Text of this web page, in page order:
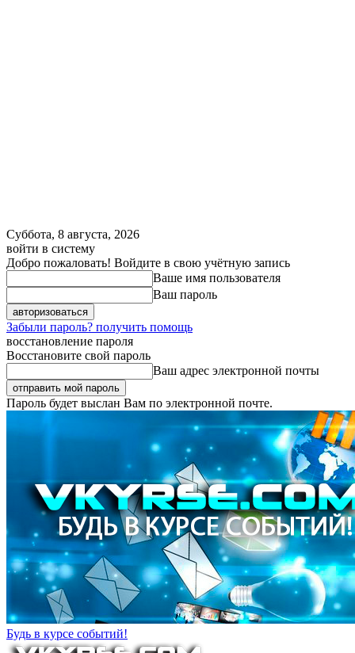
Суббота, 8 августа, 2026
войти в систему
Добро пожаловать! Войдите в свою учётную запись
Ваше имя пользователя
Ваш пароль
Забыли пароль? получить помощь
восстановление пароля
Восстановите свой пароль
Ваш адрес электронной почты
Пароль будет выслан Вам по электронной почте.
Будь в курсе событий!